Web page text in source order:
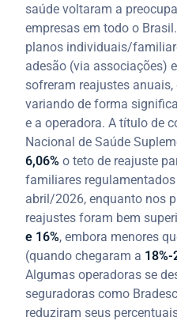
saúde voltaram a
empresas em todo o
planos individuais/
adesão (via associações)
sofreram reajustes
variando de forma
e a operadora. A título de
Nacional de Saúde
6,06% o teto de reajuste
familiares
abril/2026, enquanto nos
reajustes foram bem
e 16%, embora menores
(quando chegaram a 18%-
Algumas operadoras se
seguradoras como
reduziram seus